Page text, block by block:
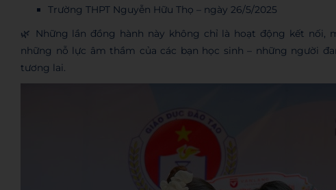
Trường THPT Nguyễn Hữu Thọ – ngày 26/5/2025
🌿 Những lần đồng hành này không chỉ là hoạt động kết nối,
những nỗ lực âm thầm của các bạn học sinh – những người
tương lai.